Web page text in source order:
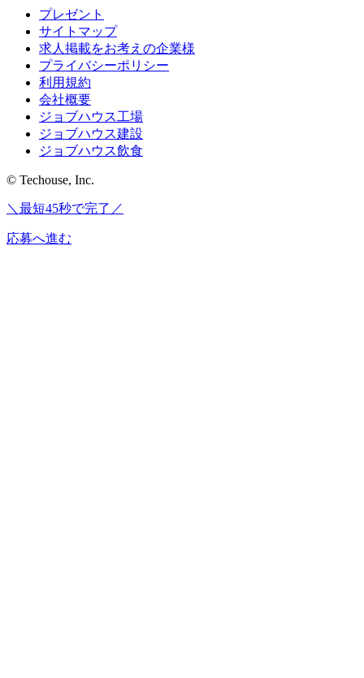
プレゼント
サイトマップ
求人掲載をお考えの企業様
プライバシーポリシー
利用規約
会社概要
ジョブハウス工場
ジョブハウス建設
ジョブハウス飲食
© Techouse, Inc.
＼最短45秒で完了／
応募へ進む